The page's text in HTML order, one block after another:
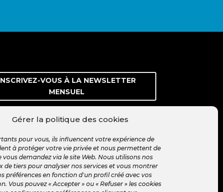
Gérer la politique des cookies
pour vous, ils influencent votre expérience de
à protéger votre vie privée et nous permettent de
vous demandez via le site Web. Nous utilisons nos
de tiers pour analyser nos services et vous montrer
préférences en fonction d'un profil créé avec vos
Vous pouvez « Accepter » ou « Refuser » les cookies
VOUS À LA NEWSLETTER
MENSUEL